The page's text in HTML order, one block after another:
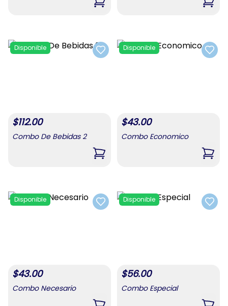
,Combo De Aseo 2 ,
Add to favorites
Disponible
$112.00
Combo De Bebidas 2
,Combo De Bebidas 2
Add
Disponible
$43.00
Combo Economico
,
Add to favorites
Disponible
$43.00
Combo Necesario
Add
Disponible
$56.00
Combo Especial